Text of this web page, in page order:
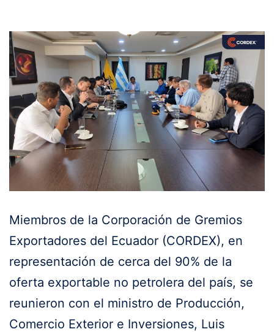
Miembros de la Corporación de Gremios
Exportadores del Ecuador (CORDEX), en
representación de cerca del 90% de la
oferta exportable no petrolera del país, se
reunieron con el ministro de Producción,
Comercio Exterior e Inversiones, Luis